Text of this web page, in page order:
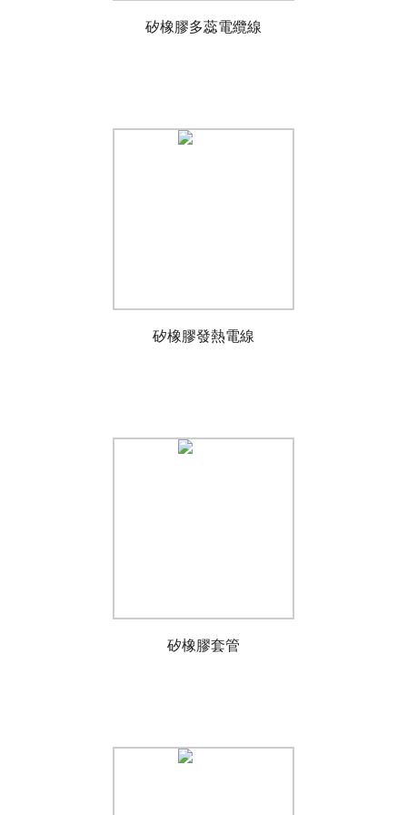
矽橡膠多蕊電纜線
矽橡膠發熱電線
矽橡膠套管